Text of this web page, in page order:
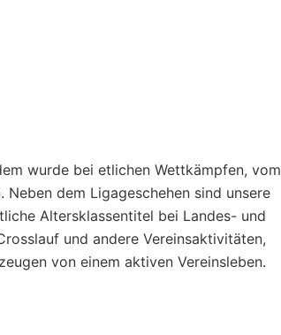
wurde bei etlichen Wettkämpfen, vom
dem Ligageschehen sind unsere
Altersklassentitel bei Landes- und
und andere Vereinsaktivitäten,
von einem aktiven Vereinsleben.